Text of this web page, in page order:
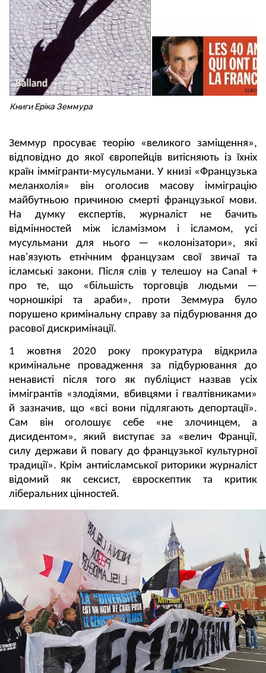
Книги Еріка Земмура
Земмур просуває теорію «великого заміщення»,
відповідно до якої європейців витісняють із їхніх
країн іммігранти-мусульмани. У книзі «Французька
меланхолія» він оголосив масову імміграцію
майбутньою причиною смерті французької мови.
На думку експертів, журналіст не бачить
відмінностей між ісламізмом і ісламом, усі
мусульмани для нього — «колонізатори», які
нав'язують етнічним французам свої звичаї та
ісламські закони. Після слів у телешоу на Canal +
про те, що «більшість торговців людьми —
чорношкірі та араби», проти Земмура було
порушено кримінальну справу за підбурювання до
расової дискримінації.
1 жовтня 2020 року прокуратура відкрила
кримінальне провадження за підбурювання до
ненависті після того як публіцист назвав усіх
іммігрантів «злодіями, вбивцями і гвалтівниками»
й зазначив, що «всі вони підлягають депортації».
Сам він оголошує себе «не злочинцем, а
дисидентом», який виступає за «велич Франції,
силу держави й повагу до французької культурної
традиції». Крім антиісламської риторики журналіст
відомий як сексист, євроскептик та критик
ліберальних цінностей.